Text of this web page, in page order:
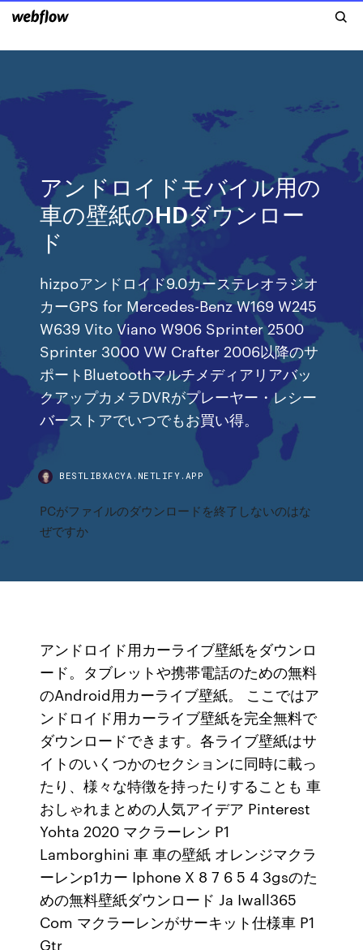
アンドロイドモバイル用の
車の壁紙のHDダウンロー
ド
hizpoアンドロイド9.0カーステレオラジオ
カーGPS for Mercedes-Benz W169 W245
W639 Vito Viano W906 Sprinter 2500
Sprinter 3000 VW Crafter 2006以降のサ
ポートBluetoothマルチメディアリアバッ
クアップカメラDVRがプレーヤー・レシー
バーストアでいつでもお買い得。
BESTLIBXACYA.NETLIFY.APP
PCがファイルのダウンロードを終了しないのはな
ぜですか
アンドロイド用カーライブ壁紙をダウンロ
ード。タブレットや携帯電話のための無料
のAndroid用カーライブ壁紙。 ここではア
ンドロイド用カーライブ壁紙を完全無料で
ダウンロードできます。各ライブ壁紙はサ
イトのいくつかのセクションに同時に載っ
たり、様々な特徴を持ったりすることも 車
おしゃれまとめの人気アイデア Pinterest
Yohta 2020 マクラーレン P1
Lamborghini 車 車の壁紙 オレンジマクラ
ーレンp1カー Iphone X 8 7 6 5 4 3gsのた
めの無料壁紙ダウンロード Ja Iwall365
Com マクラーレンがサーキット仕様車 P1
Gtr